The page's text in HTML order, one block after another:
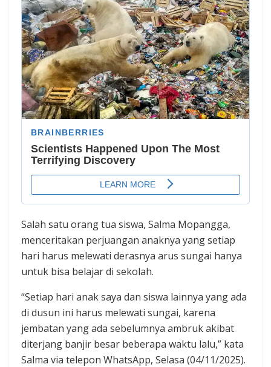
Salah satu orang tua siswa, Salma Mopangga,
menceritakan perjuangan anaknya yang setiap
hari harus melewati derasnya arus sungai hanya
untuk bisa belajar di sekolah.
“Setiap hari anak saya dan siswa lainnya yang ada
di dusun ini harus melewati sungai, karena
jembatan yang ada sebelumnya ambruk akibat
diterjang banjir besar beberapa waktu lalu,” kata
Salma via telepon WhatsApp, Selasa (04/11/2025).